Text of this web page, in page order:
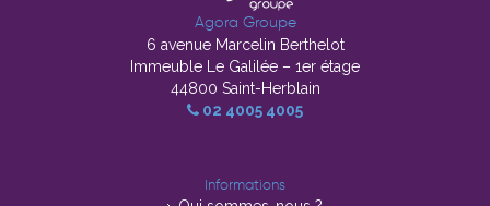
Agora Groupe
6 avenue Marcelin Berthelot
Immeuble Le Galilée – 1er étage
44800 Saint-Herblain
02 4005 4005
Informations